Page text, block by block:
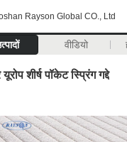
Rayson Global CO., Ltd
वीडियो
शीर्ष पॉकेट स्प्रिंग गद्दे